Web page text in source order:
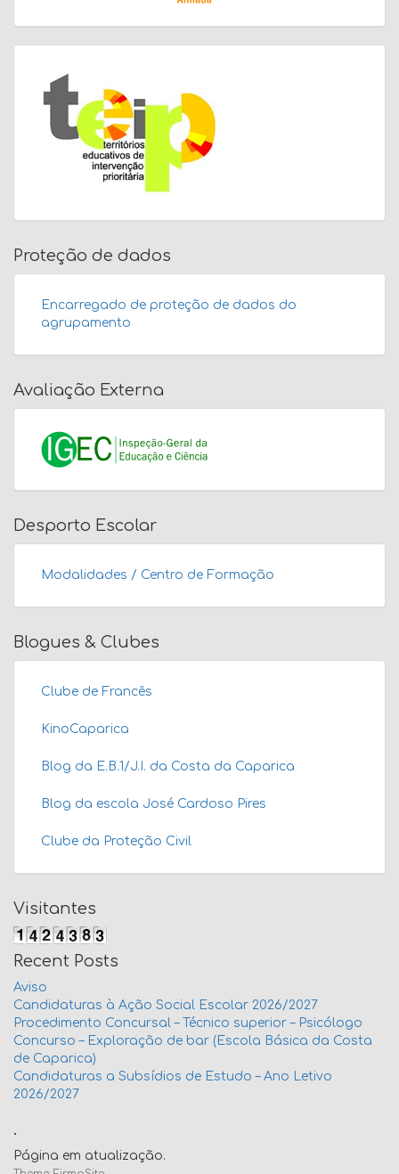
Proteção de dados
Encarregado de proteção de dados do
agrupamento
Avaliação Externa
Desporto Escolar
Modalidades / Centro de Formação
Blogues & Clubes
Clube de Francês
KinoCaparica
Blog da E.B.1/J.I. da Costa da Caparica
Blog da escola José Cardoso Pires
Clube da Proteção Civil
Visitantes
Recent Posts
Aviso
Candidaturas à Ação Social Escolar 2026/2027
Procedimento Concursal – Técnico superior – Psicólogo
Concurso – Exploração de bar (Escola Básica da Costa
de Caparica)
Candidaturas a Subsídios de Estudo – Ano Letivo
2026/2027
.
Página em atualização.